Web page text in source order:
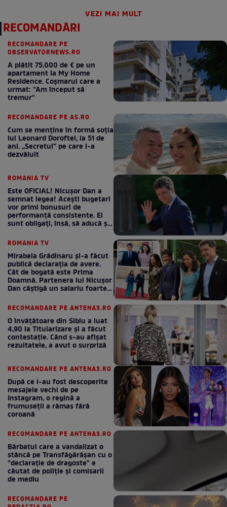
VEZI MAI MULT
RECOMANDĂRI
RECOMANDARE PE
OBSERVATORNEWS.RO
A plătit 75.000 de € pe un
apartament la My Home
Residence. Coşmarul care a
urmat: "Am început să
tremur"
RECOMANDARE PE AS.RO
Cum se menţine în formă soţia
lui Leonard Doroftei, la 51 de
ani. „Secretul” pe care l-a
dezvăluit
ROMANIA TV
Este OFICIAL! Nicușor Dan a
semnat legea! Acești bugetari
vor primi bonusuri de
performanță consistente. Ei
sunt obligați, însă, să aducă și
ROMANIA TV
Mirabela Grădinaru și-a făcut
publică declarația de avere.
Cât de bogată este Prima
Doamnă. Partenera lui Nicușor
Dan câștigă un salariu foarte
RECOMANDARE PE ANTENA3.RO
O învățătoare din Sibiu a luat
4,90 la Titularizare și a făcut
contestație. Când s-au afișat
rezultatele, a avut o surpriză
RECOMANDARE PE ANTENA3.RO
După ce i-au fost descoperite
mesajele vechi de pe
Instagram, o regină a
frumuseții a rămas fără
coroană
RECOMANDARE PE ANTENA3.RO
Bărbatul care a vandalizat o
stâncă pe Transfăgărășan cu o
"declaraţie de dragoste" e
căutat de poliție și comisarii
de mediu
RECOMANDARE PE